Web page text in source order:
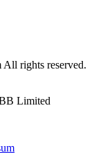
rights reserved.
Limited